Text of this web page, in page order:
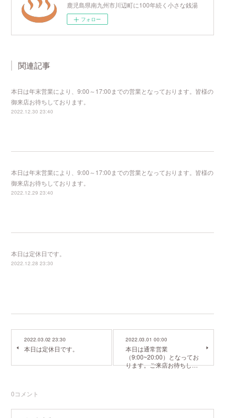
鹿児島県南九州市川辺町に100年続く小さな銭湯
フォロー
関連記事
本日は年末営業により、9:00～17:00までの営業となっております。皆様の
御来店お待ちしております。
2022.12.30 23:40
本日は年末営業により、9:00～17:00までの営業となっております。皆様の
御来店お待ちしております。
2022.12.29 23:40
本日は定休日です。
2022.12.28 23:30
2022.03.02 23:30
本日は定休日です。
2022.03.01 00:00
本日は通常営業
（9:00~20:00）となってお
ります。ご来店お待ちし…
0コメント